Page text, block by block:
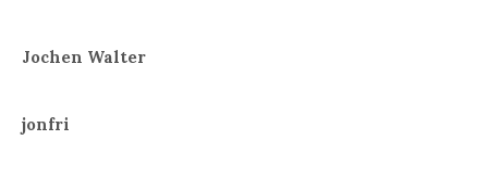
Jochen Walter
jonfri